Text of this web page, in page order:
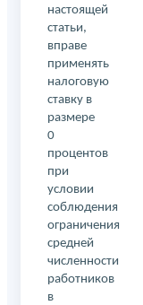
настоящей
статьи,
вправе
применять
налоговую
ставку в
размере
0
процентов
при
условии
соблюдения
ограничения
средней
численности
работников
в